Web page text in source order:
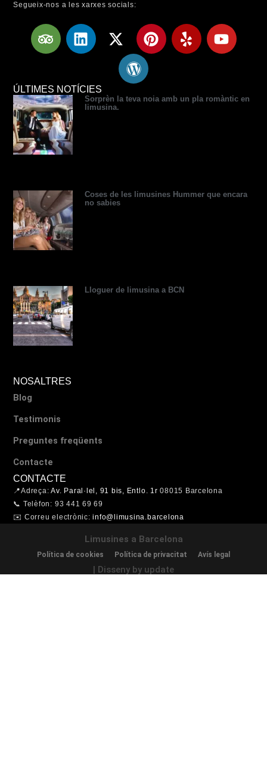
Segueix-nos a les xarxes socials:
T
r
a
d
v
i
s
L
i
e
d
X
-
t
w
t
P
i
r
Y
e
Y
o
u
b
W
o
r
d
r
ÚLTIMES NOTÍCIES
Sorprèn la teva noia amb un pla romàntic en
limusina.
Coses de les limusines Hummer que encara
no sabies
Lloguer de limusina a BCN
NOSALTRES
Blog
Testimonis
Preguntes freqüents
Contacte
CONTACTE
📍Adreça:Av. Paral·lel, 91 bis, Entlo. 1r 08015 Barcelona
📞 Telèfon: 93 441 69 69
✉️ Correu electrònic:info@limusina.barcelona
Limusines a Barcelona
Política de cookies Política de privacitat Avís legal
| Disseny by update